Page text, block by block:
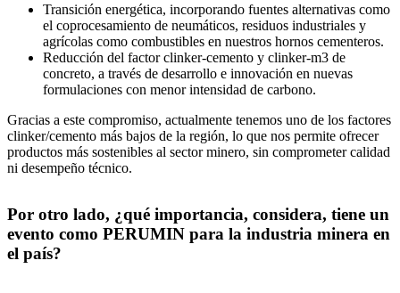
Transición energética, incorporando fuentes alternativas como
el coprocesamiento de neumáticos, residuos industriales y
agrícolas como combustibles en nuestros hornos cementeros.
Reducción del factor clinker-cemento y clinker-m3 de
concreto, a través de desarrollo e innovación en nuevas
formulaciones con menor intensidad de carbono.
Gracias a este compromiso, actualmente tenemos uno de los factores
clinker/cemento más bajos de la región, lo que nos permite ofrecer
productos más sostenibles al sector minero, sin comprometer calidad
ni desempeño técnico.
Por otro lado, ¿qué importancia, considera, tiene un
evento como PERUMIN para la industria minera en
el país?